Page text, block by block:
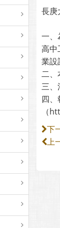
長庚
一、
高中
業設
二、
三、
四
（
下
上